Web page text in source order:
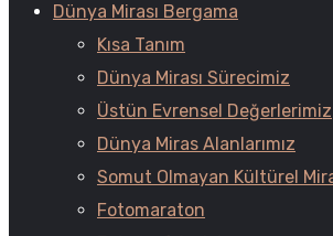
Dünya Mirası Bergama
Kısa Tanım
Dünya Mirası Sürecimiz
Üstün Evrensel Değerlerimiz
Dünya Miras Alanlarımız
Somut Olmayan Kültürel
Fotomaraton